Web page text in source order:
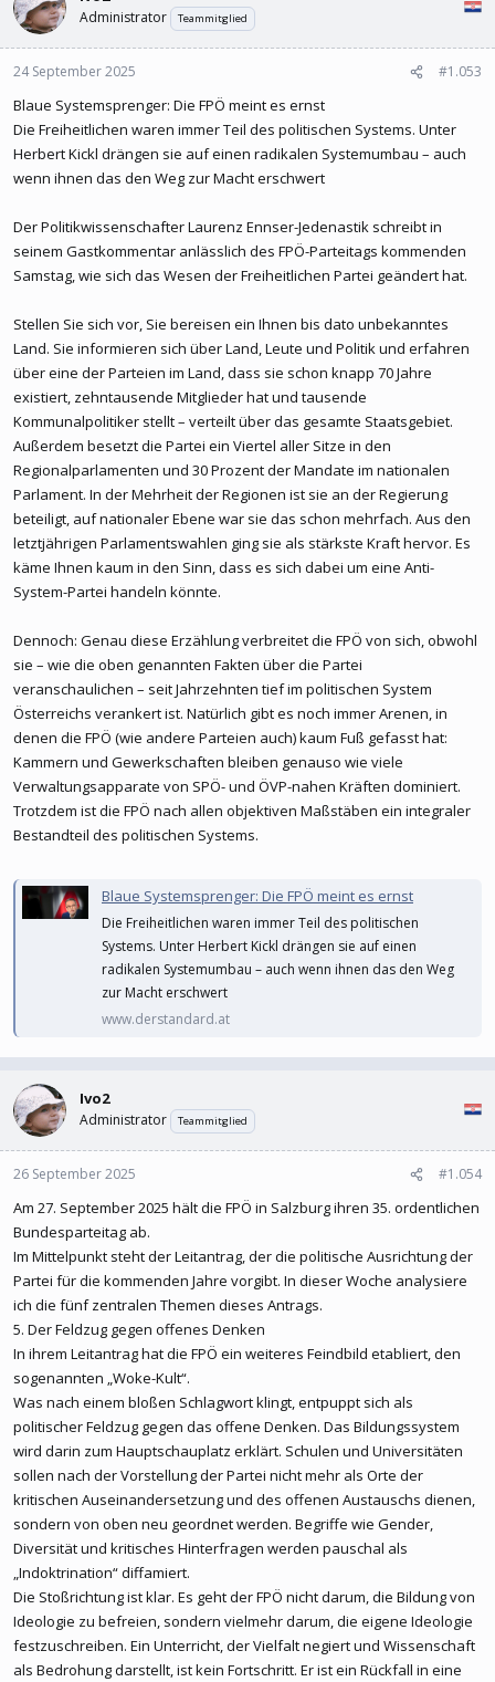
Administrator Teammitglied
24 September 2025 #1.053
Blaue Systemsprenger: Die FPÖ meint es ernst
Die Freiheitlichen waren immer Teil des politischen Systems. Unter
Herbert Kickl drängen sie auf einen radikalen Systemumbau – auch
wenn ihnen das den Weg zur Macht erschwert
Der Politikwissenschafter Laurenz Ennser-Jedenastik schreibt in
seinem Gastkommentar anlässlich des FPÖ-Parteitags kommenden
Samstag, wie sich das Wesen der Freiheitlichen Partei geändert hat.
Stellen Sie sich vor, Sie bereisen ein Ihnen bis dato unbekanntes
Land. Sie informieren sich über Land, Leute und Politik und erfahren
über eine der Parteien im Land, dass sie schon knapp 70 Jahre
existiert, zehntausende Mitglieder hat und tausende
Kommunalpolitiker stellt – verteilt über das gesamte Staatsgebiet.
Außerdem besetzt die Partei ein Viertel aller Sitze in den
Regionalparlamenten und 30 Prozent der Mandate im nationalen
Parlament. In der Mehrheit der Regionen ist sie an der Regierung
beteiligt, auf nationaler Ebene war sie das schon mehrfach. Aus den
letztjährigen Parlamentswahlen ging sie als stärkste Kraft hervor. Es
käme Ihnen kaum in den Sinn, dass es sich dabei um eine Anti-
System-Partei handeln könnte.
Dennoch: Genau diese Erzählung verbreitet die FPÖ von sich, obwohl
sie – wie die oben genannten Fakten über die Partei
veranschaulichen – seit Jahrzehnten tief im politischen System
Österreichs verankert ist. Natürlich gibt es noch immer Arenen, in
denen die FPÖ (wie andere Parteien auch) kaum Fuß gefasst hat:
Kammern und Gewerkschaften bleiben genauso wie viele
Verwaltungsapparate von SPÖ- und ÖVP-nahen Kräften dominiert.
Trotzdem ist die FPÖ nach allen objektiven Maßstäben ein integraler
Bestandteil des politischen Systems.
Blaue Systemsprenger: Die FPÖ meint es ernst
Die Freiheitlichen waren immer Teil des politischen
Systems. Unter Herbert Kickl drängen sie auf einen
radikalen Systemumbau – auch wenn ihnen das den Weg
zur Macht erschwert
www.derstandard.at
Ivo2
Administrator Teammitglied
26 September 2025 #1.054
Am 27. September 2025 hält die FPÖ in Salzburg ihren 35. ordentlichen
Bundesparteitag ab.
Im Mittelpunkt steht der Leitantrag, der die politische Ausrichtung der
Partei für die kommenden Jahre vorgibt. In dieser Woche analysiere
ich die fünf zentralen Themen dieses Antrags.
5. Der Feldzug gegen offenes Denken
In ihrem Leitantrag hat die FPÖ ein weiteres Feindbild etabliert, den
sogenannten „Woke-Kult“.
Was nach einem bloßen Schlagwort klingt, entpuppt sich als
politischer Feldzug gegen das offene Denken. Das Bildungssystem
wird darin zum Hauptschauplatz erklärt. Schulen und Universitäten
sollen nach der Vorstellung der Partei nicht mehr als Orte der
kritischen Auseinandersetzung und des offenen Austauschs dienen,
sondern von oben neu geordnet werden. Begriffe wie Gender,
Diversität und kritisches Hinterfragen werden pauschal als
„Indoktrination“ diffamiert.
Die Stoßrichtung ist klar. Es geht der FPÖ nicht darum, die Bildung von
Ideologie zu befreien, sondern vielmehr darum, die eigene Ideologie
festzuschreiben. Ein Unterricht, der Vielfalt negiert und Wissenschaft
als Bedrohung darstellt, ist kein Fortschritt. Er ist ein Rückfall in eine